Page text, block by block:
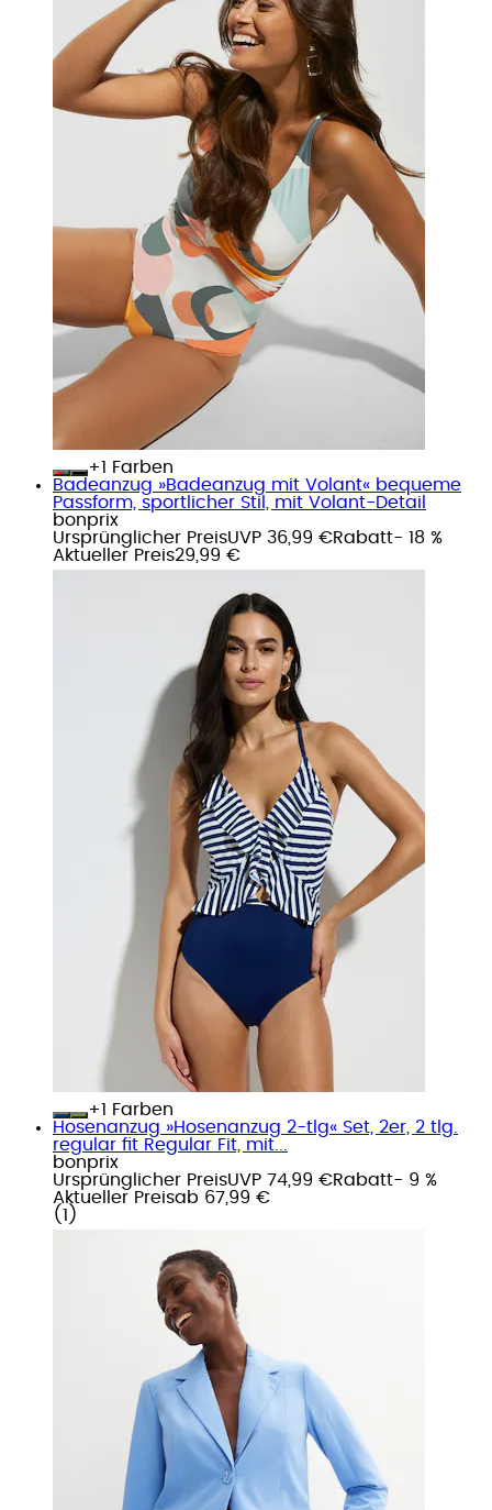
+
Farben
Badeanzug »Badeanzug mit Volant« bequeme
Passform, sportlicher Stil, mit Volant-Detail
bonprix
Ursprünglicher PreisUVP 36,99 €Rabatt- 18 %
Aktueller Preis29,99 €
+
Farben
Hosenanzug »Hosenanzug 2-tlg« Set, 2er, 2 tlg.
regular fit Regular Fit, mit...
bonprix
Ursprünglicher PreisUVP 74,99 €Rabatt- 9 %
Aktueller Preisab 67,99 €
( 1 )